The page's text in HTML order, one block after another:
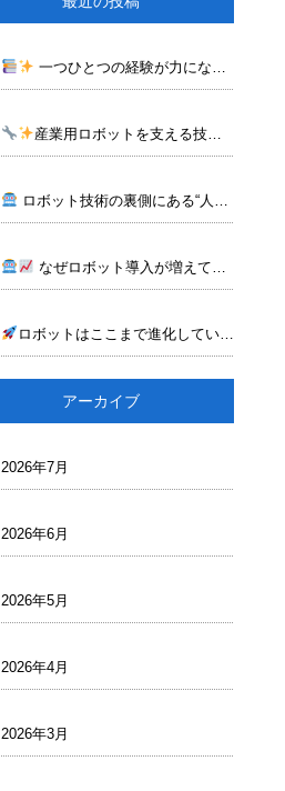
一つひとつの経験が力になる｜株式会社OTECHで身につくロボット技術
産業用ロボットを支える技術｜株式会社OTECHが行うティーチング作業
ロボット技術の裏側にある“人の力”｜株式会社OTECH
なぜロボット導入が増えているのか｜株式会社OTECHが支える産業用ロボット技術
ロボットはここまで進化している｜株式会社OTECHが手掛けるビジョン技術
アーカイブ
2026年7月
2026年6月
2026年5月
2026年4月
2026年3月